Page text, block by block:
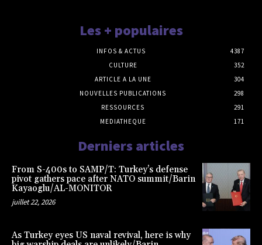
Les + populaires
INFOS & ACTUS
4387
CULTURE
352
ARTICLE A LA UNE
304
NOUVELLES PUBLICATIONS
298
RESSOURCES
291
MEDIATHEQUE
171
Derniers articles
From S-400s to SAMP/T: Turkey’s defense
pivot gathers pace after NATO summit/Barin
Kayaoglu/AL-MONITOR
juillet 22, 2026
As Turkey eyes US naval revival, here is why